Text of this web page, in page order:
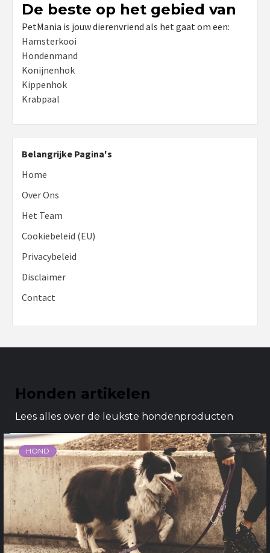
De beste op het gebied van
PetMania is jouw dierenvriend als het gaat om een:
Hamsterkooi
Hondenmand
Konijnenhok
Kippenhok
Krabpaal
Belangrijke Pagina's
Home
Over Ons
Het Team
Cookiebeleid (EU)
Privacybeleid
Disclaimer
Contact
Honden artikelen
Lees alles over de leukste hondenproducten
HOND